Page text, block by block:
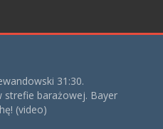
31:30.
strefie barażowej. Bayer
(video)